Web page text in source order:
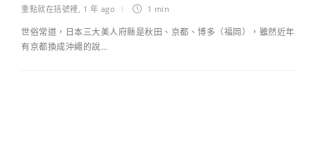
重點就在括號裡 , 1 年 ago 1 min
世俗常道，日本三大美人府縣是秋田、京都、博多（福岡），雖然近年
有京都換成沖繩的說…